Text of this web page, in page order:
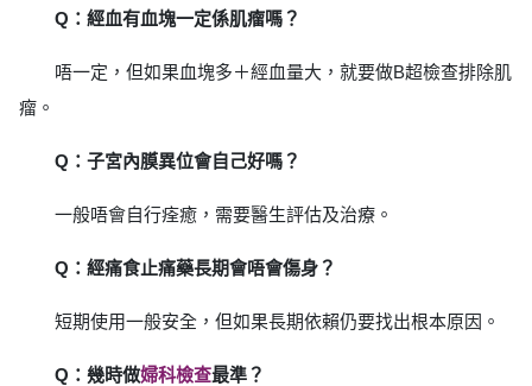
Q：經血有血塊一定係肌瘤嗎？
唔一定，但如果血塊多＋經血量大，就要做B超檢查排除肌
瘤。
Q：子宮內膜異位會自己好嗎？
一般唔會自行痊癒，需要醫生評估及治療。
Q：經痛食止痛藥長期會唔會傷身？
短期使用一般安全，但如果長期依賴仍要找出根本原因。
Q：幾時做婦科檢查最準？